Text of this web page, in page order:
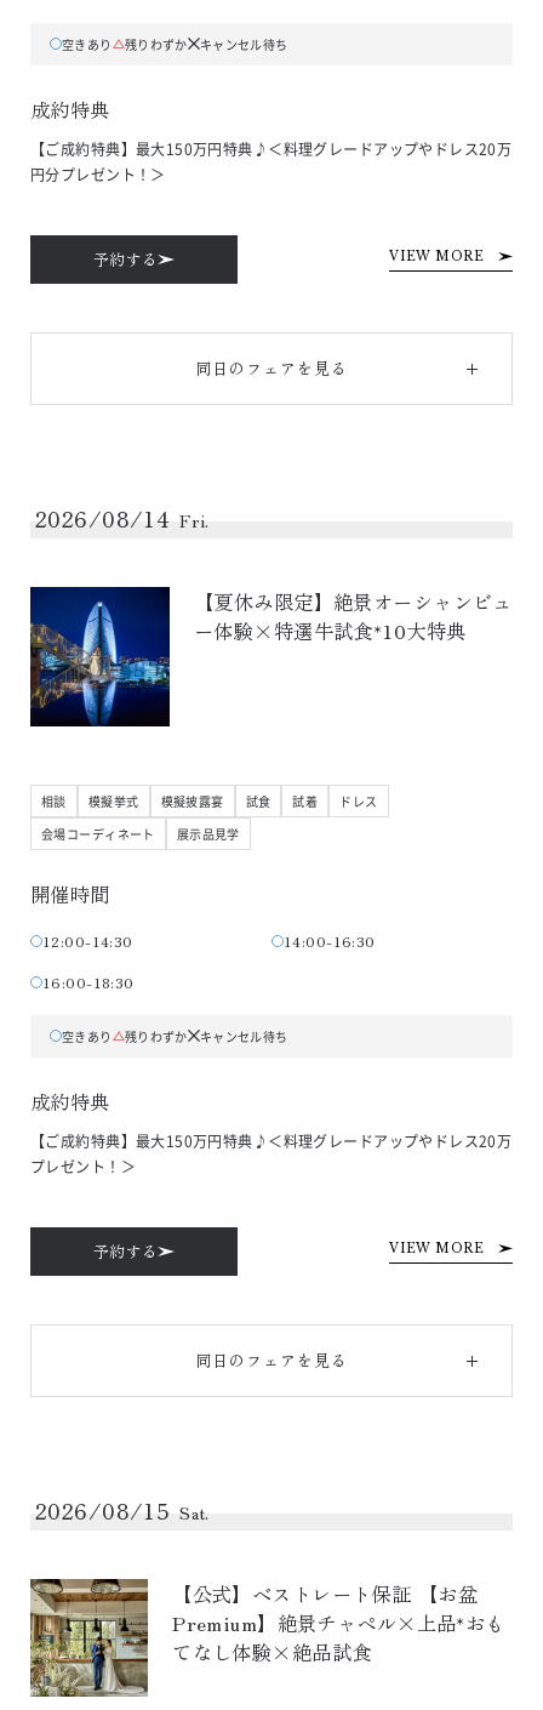
空きあり 残りわずか キャンセル待ち
成約特典
【ご成約特典】最大150万円特典♪＜料理グレードアップやドレス20万
円分プレゼント！＞
予約する VIEW MORE
同日のフェアを見る
2026/08/14 Fri.
【夏休み限定】絶景オーシャンビュ
ー体験×特選牛試食*10大特典
相談 模擬挙式 模擬披露宴 試食 試着
ドレス
会場コーディネート
展示品見学
開催時間
12:00-14:30
14:00-16:30
16:00-18:30
空きあり 残りわずか キャンセル待ち
成約特典
【ご成約特典】最大150万円特典♪＜料理グレードアップやドレス20万
プレゼント！＞
予約する VIEW MORE
同日のフェアを見る
2026/08/15 Sat.
【公式】ベストレート保証 【お盆
Premium】絶景チャペル×上品*おも
てなし体験×絶品試食